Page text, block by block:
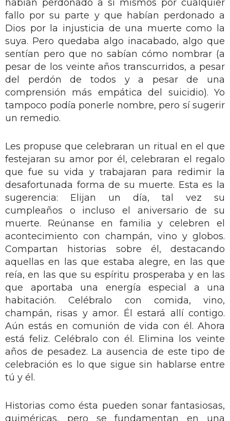
habían perdonado a sí mismos por cualquier
fallo por su parte y que habían perdonado a
Dios por la injusticia de una muerte como la
suya. Pero quedaba algo inacabado, algo que
sentían pero que no sabían cómo nombrar (a
pesar de los veinte años transcurridos, a pesar
del perdón de todos y a pesar de una
comprensión más empática del suicidio). Yo
tampoco podía ponerle nombre, pero sí sugerir
un remedio.
Les propuse que celebraran un ritual en el que
festejaran su amor por él, celebraran el regalo
que fue su vida y trabajaran para redimir la
desafortunada forma de su muerte. Esta es la
sugerencia: Elijan un día, tal vez su
cumpleaños o incluso el aniversario de su
muerte. Reúnanse en familia y celebren el
acontecimiento con champán, vino y globos.
Compartan historias sobre él, destacando
aquellas en las que estaba alegre, en las que
reía, en las que su espíritu prosperaba y en las
que aportaba una energía especial a una
habitación. Celébralo con comida, vino,
champán, risas y amor. Él estará allí contigo.
Aún estás en comunión de vida con él. Ahora
está feliz. Celébralo con él. Elimina los veinte
años de pesadez. La ausencia de este tipo de
celebración es lo que sigue sin hablarse entre
tú y él.
Historias como ésta pueden sonar fantasiosas,
quiméricas, pero se fundamentan en una